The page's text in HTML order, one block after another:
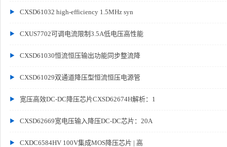
CXSD61032 high-efficiency 1.5MHz syn
CXUS7702可调电流限制3.5A低电压高性能
CXSD61030恒流恒压输出功能同步整流降
CXSD61029双通道降压型恒流恒压电源管
宽压高效DC-DC降压芯片CXSD62674H解析：1
CXSD62669宽电压输入降压DC-DC芯片：20A
CXDC6584HV 100V集成MOS降压芯片 | 高